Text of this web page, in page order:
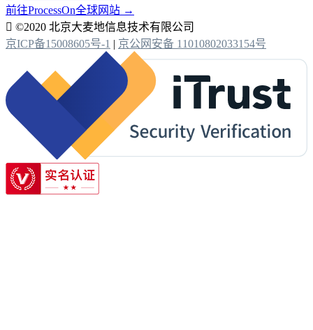
前往ProcessOn全球网站 →
 ©2020 北京大麦地信息技术有限公司
京ICP备15008605号-1 | 京公网安备 11010802033154号